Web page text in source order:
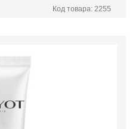
Код товара: 2255